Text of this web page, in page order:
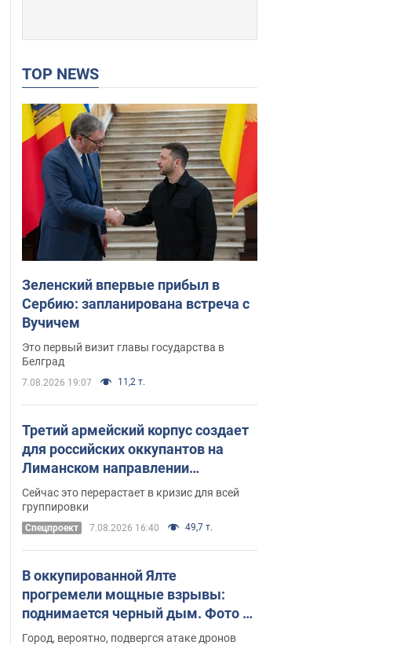
TOP NEWS
Зеленский впервые прибыл в
Сербию: запланирована встреча с
Вучичем
Это первый визит главы государства в
Белград
7.08.2026 19:07 11,2 т.
Третий армейский корпус создает
для российских оккупантов на
Лиманском направлении
критический дискомфорт: как это
удалось
Сейчас это перерастает в кризис для всей
группировки
Спецпроект 7.08.2026 16:40 49,7 т.
В оккупированной Ялте
прогремели мощные взрывы:
поднимается черный дым. Фото и
видео
Город, вероятно, подвергся атаке дронов